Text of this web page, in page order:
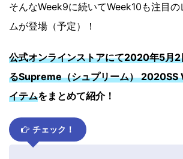
そんなWeek9に続いてWeek10も注目
ムが登場（予定）！
公式オンラインストアにて2020年5月2
るSupreme（シュプリーム） 2020SS
イテムをまとめて紹介！
チェック！